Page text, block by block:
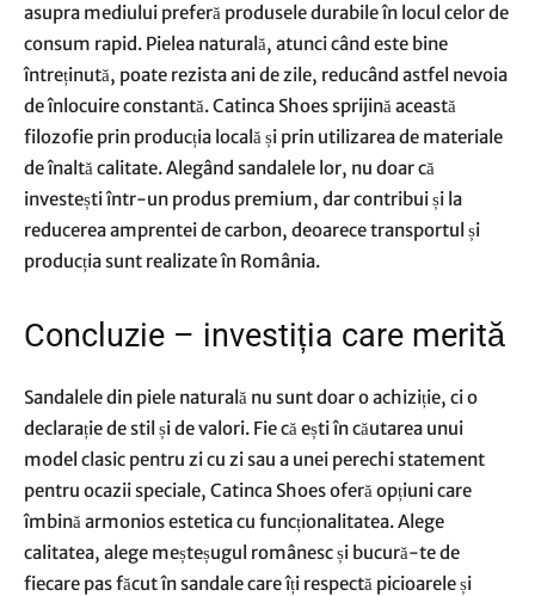
asupra mediului preferă produsele durabile în locul celor de
consum rapid. Pielea naturală, atunci când este bine
întreținută, poate rezista ani de zile, reducând astfel nevoia
de înlocuire constantă. Catinca Shoes sprijină această
filozofie prin producția locală și prin utilizarea de materiale
de înaltă calitate. Alegând sandalele lor, nu doar că
investești într-un produs premium, dar contribui și la
reducerea amprentei de carbon, deoarece transportul și
producția sunt realizate în România.
Concluzie – investiția care merită
Sandalele din piele naturală nu sunt doar o achiziție, ci o
declarație de stil și de valori. Fie că ești în căutarea unui
model clasic pentru zi cu zi sau a unei perechi statement
pentru ocazii speciale, Catinca Shoes oferă opțiuni care
îmbină armonios estetica cu funcționalitatea. Alege
calitatea, alege meșteșugul românesc și bucură-te de
fiecare pas făcut în sandale care îți respectă picioarele și